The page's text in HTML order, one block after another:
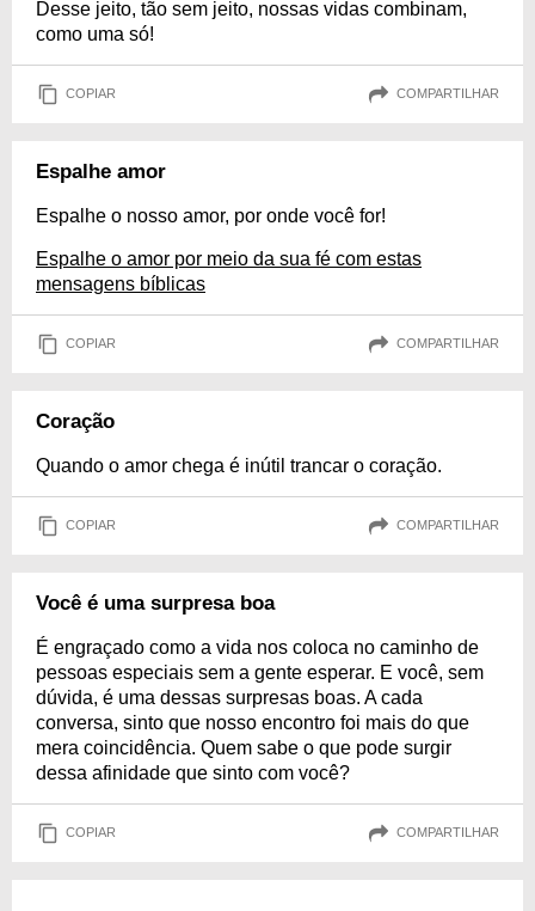
Desse jeito, tão sem jeito, nossas vidas combinam,
como uma só!
COPIAR COMPARTILHAR
Espalhe amor
Espalhe o nosso amor, por onde você for!
Espalhe o amor por meio da sua fé com estas
mensagens bíblicas
COPIAR COMPARTILHAR
Coração
Quando o amor chega é inútil trancar o coração.
COPIAR COMPARTILHAR
Você é uma surpresa boa
É engraçado como a vida nos coloca no caminho de
pessoas especiais sem a gente esperar. E você, sem
dúvida, é uma dessas surpresas boas. A cada
conversa, sinto que nosso encontro foi mais do que
mera coincidência. Quem sabe o que pode surgir
dessa afinidade que sinto com você?
COPIAR COMPARTILHAR